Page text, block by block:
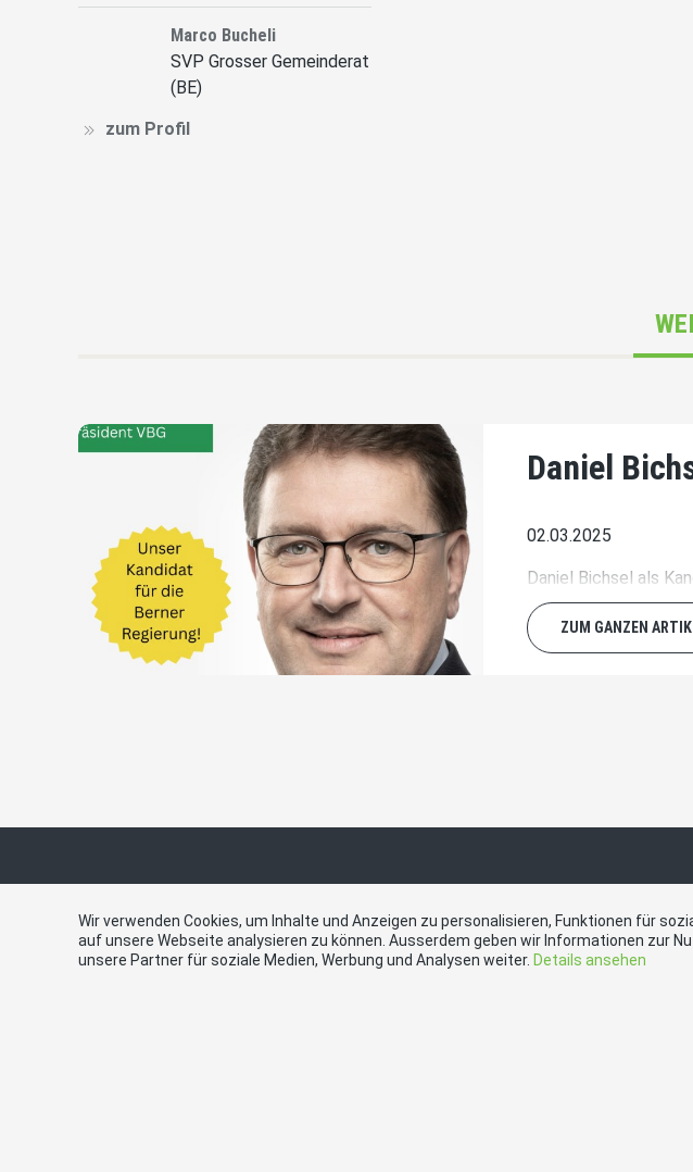
Marco Bucheli
SVP Grosser Gemeinderat
(BE)
zum Profil
Daniel
02.03.2025
Daniel Bichsel als
ZUM GANZEN
Links Kontakt
Wir verwenden Cookies, um Inhalte und Anzeigen zu personalisieren, Funktionen für
auf unsere Webseite analysieren zu können. Ausserdem geben wir Informationen zur
unsere Partner für soziale Medien, Werbung und Analysen weiter. Details ansehen